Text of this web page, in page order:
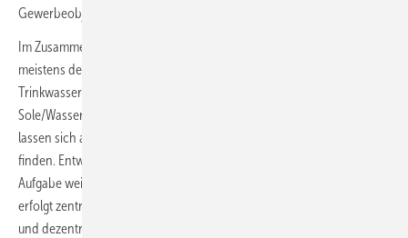
Gewerbeobjekten ausgelegt sind.
Im Zusammenhang mit einer Luft/Luft-Wärmepumpe stellt sich
meistens der Frage, ob sich diese Systeme auch für die
Trinkwassererwärmung eignen. Im Unterschied zu Luft/Wasser- oder
Sole/Wasser-Wärmepumpen ist diese Frage zu verneinen. Dennoch
lassen sich auch hierfür praktikable und kostengünstige Lösungen
finden. Entweder kann das bestehende Heizungssystem diese
Aufgabe weiterhin übernehmen oder die Trinkwassererwärmung
erfolgt zentralisiert über eine zusätzliche Trinkwasser-Wärmepumpe
und dezentral über elektronisch geregelte Durchlauferhitzer.